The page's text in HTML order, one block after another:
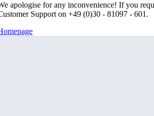
apologise for any inconvenience! If you
Support on +49 (0)30 - 81097 - 601.